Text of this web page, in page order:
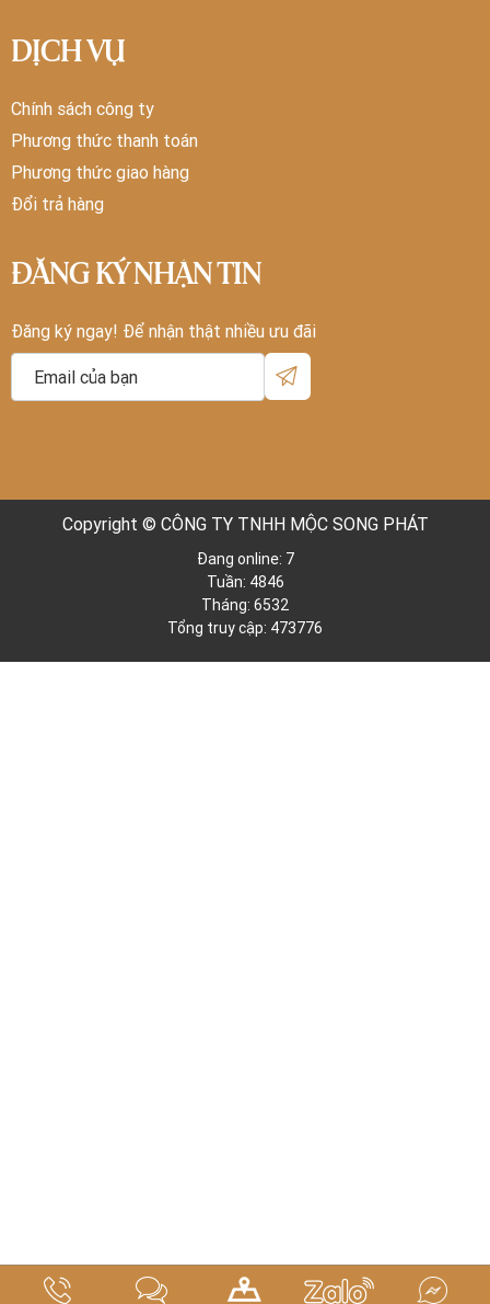
DỊCH VỤ
Chính sách công ty
Phương thức thanh toán
Phương thức giao hàng
Đổi trả hàng
ĐĂNG KÝ NHẬN TIN
Đăng ký ngay! Để nhận thật nhiều ưu đãi
Copyright © CÔNG TY TNHH MỘC SONG PHÁT
Đang online: 7
Tuần: 4846
Tháng: 6532
Tổng truy cập: 473776